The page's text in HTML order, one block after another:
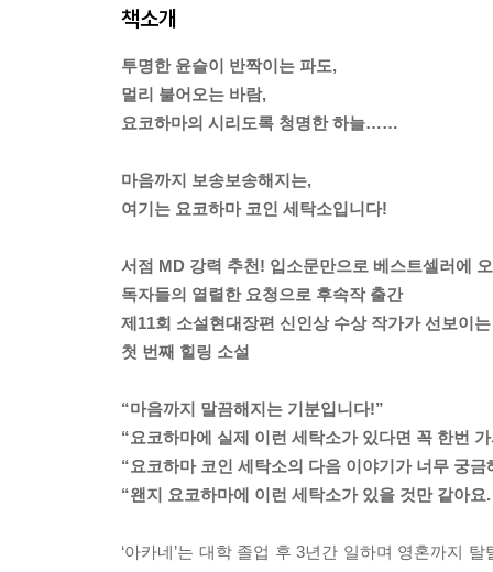
책소개
투명한 윤슬이 반짝이는 파도,
멀리 불어오는 바람,
요코하마의 시리도록 청명한 하늘……
마음까지 보송보송해지는,
여기는 요코하마 코인 세탁소입니다!
서점 MD 강력 추천! 입소문만으로 베스트셀러에
독자들의 열렬한 요청으로 후속작 출간
제11회 소설현대장편 신인상 수상 작가가 선보이는
첫 번째 힐링 소설
“마음까지 말끔해지는 기분입니다!”
“요코하마에 실제 이런 세탁소가 있다면 꼭 한번
“요코하마 코인 세탁소의 다음 이야기가 너무 궁금
“왠지 요코하마에 이런 세탁소가 있을 것만 같아
‘아카네’는 대학 졸업 후 3년간 일하며 영혼까지